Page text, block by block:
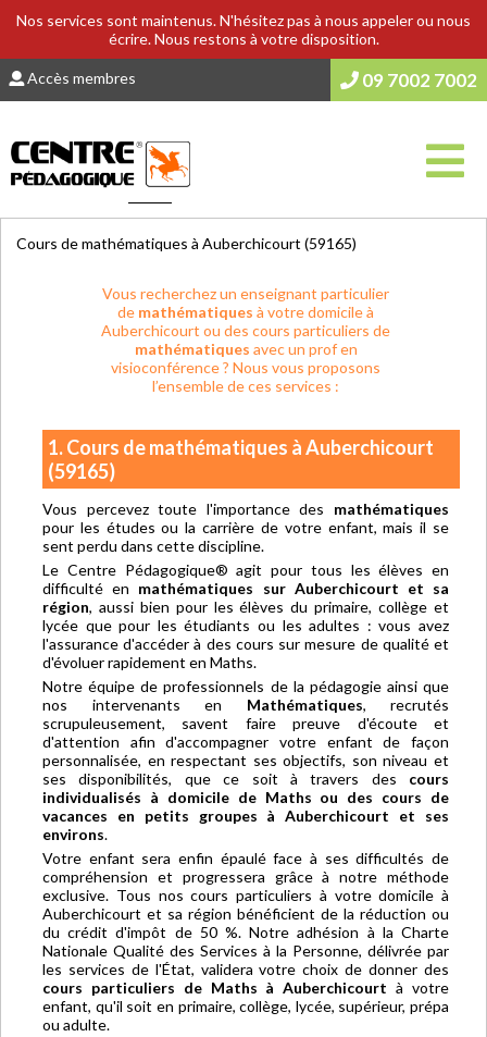
Nos services sont maintenus. N'hésitez pas à nous appeler ou nous
écrire. Nous restons à votre disposition.
Accès membres 09 7002 7002
Cours de mathématiques à Auberchicourt (59165)
Vous recherchez un enseignant particulier
de mathématiques à votre domicile à
Auberchicourt ou des cours particuliers de
mathématiques avec un prof en
visioconférence ? Nous vous proposons
l’ensemble de ces services :
1. Cours de mathématiques à Auberchicourt
(59165)
Vous percevez toute l'importance des mathématiques
pour les études ou la carrière de votre enfant, mais il se
sent perdu dans cette discipline.
Le Centre Pédagogique® agit pour tous les élèves en
difficulté en mathématiques sur Auberchicourt et sa
région, aussi bien pour les élèves du primaire, collège et
lycée que pour les étudiants ou les adultes : vous avez
l'assurance d'accéder à des cours sur mesure de qualité et
d'évoluer rapidement en Maths.
Notre équipe de professionnels de la pédagogie ainsi que
nos intervenants en Mathématiques, recrutés
scrupuleusement, savent faire preuve d'écoute et
d'attention afin d'accompagner votre enfant de façon
personnalisée, en respectant ses objectifs, son niveau et
ses disponibilités, que ce soit à travers des cours
individualisés à domicile de Maths ou des cours de
vacances en petits groupes à Auberchicourt et ses
environs.
Votre enfant sera enfin épaulé face à ses difficultés de
compréhension et progressera grâce à notre méthode
exclusive. Tous nos cours particuliers à votre domicile à
Auberchicourt et sa région bénéficient de la réduction ou
du crédit d'impôt de 50 %. Notre adhésion à la Charte
Nationale Qualité des Services à la Personne, délivrée par
les services de l'État, validera votre choix de donner des
cours particuliers de Maths à Auberchicourt à votre
enfant, qu'il soit en primaire, collège, lycée, supérieur, prépa
ou adulte.